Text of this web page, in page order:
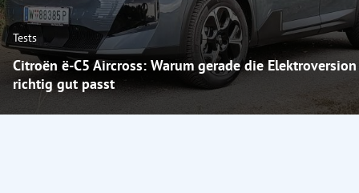
Tests
Citroën ë-C5 Aircross: Warum gerade die Elektroversion
richtig gut passt